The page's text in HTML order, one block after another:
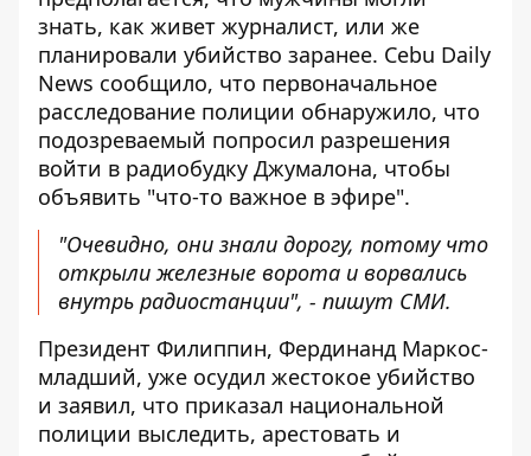
знать, как живет журналист, или же
планировали убийство заранее. Cebu Daily
News сообщило, что первоначальное
расследование полиции обнаружило, что
подозреваемый попросил разрешения
войти в радиобудку Джумалона, чтобы
объявить "что-то важное в эфире".
"Очевидно, они знали дорогу, потому что
открыли железные ворота и ворвались
внутрь радиостанции", - пишут СМИ.
Президент Филиппин, Фердинанд Маркос-
младший, уже осудил жестокое убийство
и заявил, что приказал национальной
полиции выследить, арестовать и